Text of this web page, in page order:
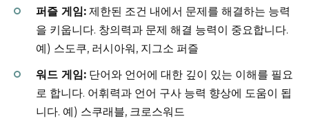
퍼즐 게임: 제한된 조건 내에서 문제를 해결하는 능력
을 키웁니다. 창의력과 문제 해결 능력이 중요합니다.
예) 스도쿠, 러시아워, 지그소 퍼즐
워드 게임: 단어와 언어에 대한 깊이 있는 이해를 필요
로 합니다. 어휘력과 언어 구사 능력 향상에 도움이 됩
니다. 예) 스쿠래블, 크로스워드